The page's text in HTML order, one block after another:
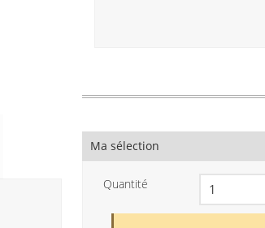
Ma sélection
Quantité